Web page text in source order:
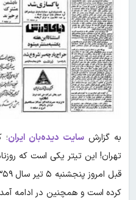
به گزارش سایت دیده‌بان ایران؛
کرده است و همچنین در ادامه